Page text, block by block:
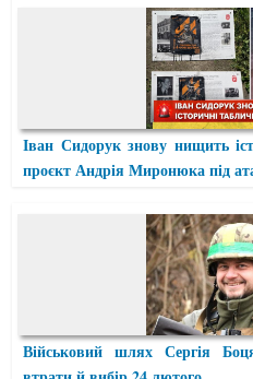
Іван Сидорук знову нищить
проєкт Андрія Миронюка під
Військовий шлях Сергія